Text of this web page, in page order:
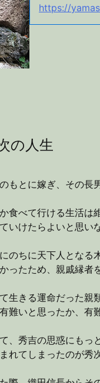
https://
の人生
もとに嫁ぎ、その長
食べて行ける生活は
いけたらよいと思い
のちに天下人となる
ったため、親戚縁者
生きる運命だった親
難いと思ったか、有
、秀吉の思惑にもっ
てしまったのが秀